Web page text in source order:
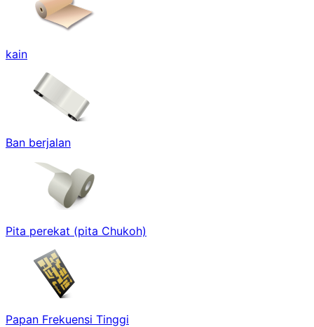
kain
Ban berjalan
Pita perekat (pita Chukoh)
Papan Frekuensi Tinggi